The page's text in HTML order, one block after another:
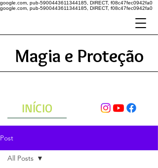
google.com, pub-5900443611344185, DIRECT, f08c47fec0942fa0
google.com, pub-5900443611344185, DIRECT, f08c47fec0942fa0
Magia e Proteção
INÍCIO
Post
All Posts